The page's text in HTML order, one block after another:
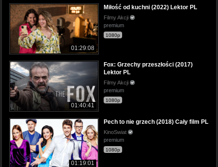
01:29:08
Miłość od kuchni (2022) Lektor PL
Filmy Akcji
premium
1080p
01:40:41
Fox: Grzechy przeszłości (2017)
Lektor PL
Filmy Akcji
premium
1080p
01:19:01
Pech to nie grzech (2018) Cały film PL
KinoSwiat
premium
1080p